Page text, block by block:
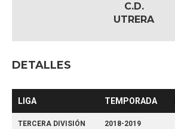
C.D.
UTRERA
DETALLES
LIGA TEMPORADA
TERCERA DIVISIÓN 2018-2019